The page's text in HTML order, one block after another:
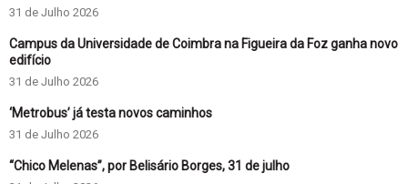
31 de Julho 2026
Campus da Universidade de Coimbra na Figueira da Foz ganha novo
edifício
31 de Julho 2026
‘Metrobus’ já testa novos caminhos
31 de Julho 2026
“Chico Melenas”, por Belisário Borges, 31 de julho